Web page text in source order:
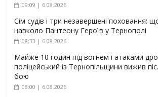
09:09 | 6.08.2026
Сім судів і три незавершені поховання:
навколо Пантеону Героїв у Тернополі
08:33 | 6.08.2026
Майже 10 годин під вогнем і атаками
поліцейський із Тернопільщини вижив
бою
08:00 | 6.08.2026